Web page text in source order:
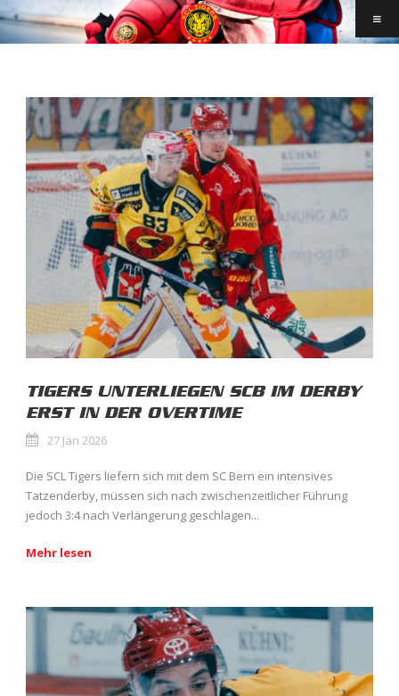
TIGERS UNTERLIEGEN SCB IM DERBY
ERST IN DER OVERTIME
27 Jan 2026
Die SCL Tigers liefern sich mit dem SC Bern ein intensives
Tatzenderby, müssen sich nach zwischenzeitlicher Führung
jedoch 3:4 nach Verlängerung geschlagen...
Mehr lesen